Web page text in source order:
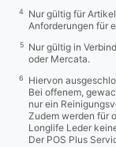
4
Nur gültig für
Anforderungen für
5
Nur gültig in
oder Mercata.
6
Hiervon
Bei offenem,
nur ein
Zudem werden für
Longlife Leder
Der POS Plus